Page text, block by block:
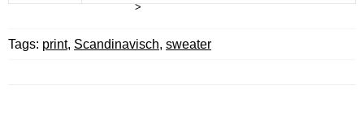
>
Tags: print, Scandinavisch, sweater